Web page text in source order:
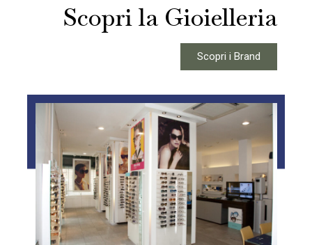
Scopri la Gioielleria
Scopri i Brand